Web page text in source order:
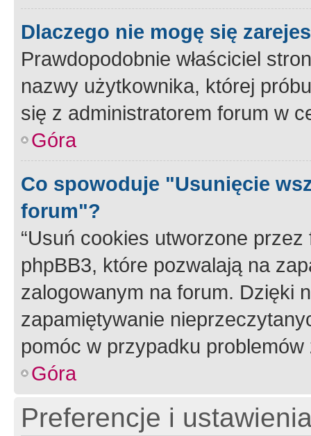
Dlaczego nie mogę się
Prawdopodobnie właściciel
nazwy użytkownika, której
się z administratorem forum w
Góra
Co spowoduje "Usunięcie
forum"?
“Usuń cookies utworzone
phpBB3, które pozwalają na
zalogowanym na forum. Dzięki
zapamiętywanie
pomóc w przypadku
Góra
Preferencje i